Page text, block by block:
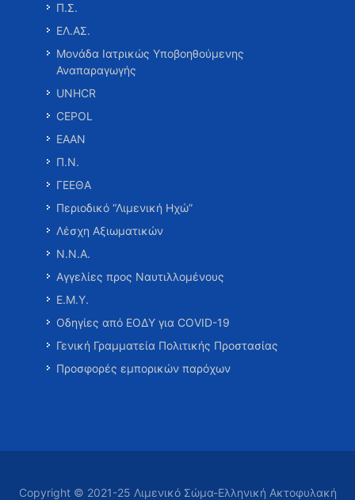
Π.Σ.
ΕΛ.ΑΣ.
Μονάδα Ιατρικώς Υποβοηθούμενης
Αναπαραγωγής
UNHCR
CEPOL
ΕΑΑΝ
Π.Ν.
ΓΕΕΘΑ
Περιοδικό “Λιμενική Ηχώ”
Λέσχη Αξιωματικών
Ν.Ν.Α.
Αγγελίες προς Ναυτιλλομένους
Ε.Μ.Υ.
Οδηγίες από ΕΟΔΥ για COVID-19
Γενική Γραμματεία Πολιτικής Προστασίας
Προσφορές εμπορικών παρόχων
Copyright © 2021-25 Λιμενικό Σώμα-Ελληνική Ακτοφυλακή